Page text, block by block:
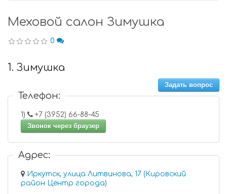
Меховой салон Зимушка
0
1. Зимушка
Задать вопрос
Телефон:
1)
+7 (3952) 66-88-45
Звонок через браузер
Адрес:
Иркутск, улица Литвинова, 17 (Кировский
район Центр города)